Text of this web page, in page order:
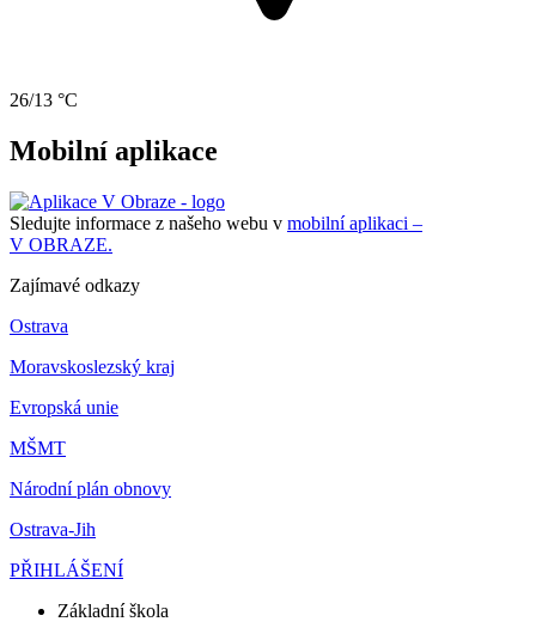
26/13 °C
Mobilní aplikace
Sledujte informace z našeho webu v mobilní aplikaci –
V OBRAZE.
Zajímavé odkazy
Ostrava
Moravskoslezský kraj
Evropská unie
MŠMT
Národní plán obnovy
Ostrava-Jih
PŘIHLÁŠENÍ
Základní škola